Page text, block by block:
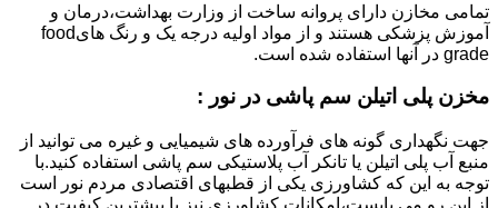
تمامی مخازن دارای پروانه ساخت از وزارت بهداشت،درمان و
آموزش پزشکی هستند و از مواد اولیه درجه یک و رنگ هایfood
grade در آنها استفاده شده است.
مخزن پلی اتیلن سم پاشی در نور :
جهت نگهداری گونه های فرآورده های شیمیایی و غیره می توانید از
منبع آب پلی اتیلن یا تانکر آب پلاستیکی سم پاشی استفاده کنید.با
توجه به این که کشاورزی یکی از قطبهای اقتصادی مردم نور است
از این رو می بایست،امکانات کشاورزی نیز با بیشترین کیفیت در